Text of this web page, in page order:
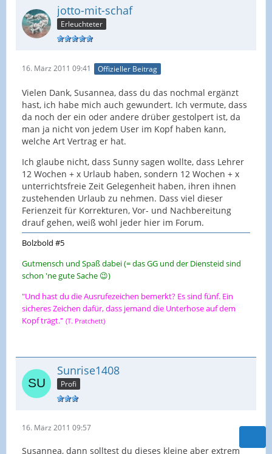
jotto-mit-schaf
Erleuchteter
16. März 2011 09:41 Offizieller Beitrag
Vielen Dank, Susannea, dass du das nochmal ergänzt
hast, ich habe mich auch gewundert. Ich vermute, dass
da noch der ein oder andere drüber gestolpert ist, da
man ja nicht von jedem User im Kopf haben kann,
welche Art Vertrag er hat.
Ich glaube nicht, dass Sunny sagen wollte, dass Lehrer
12 Wochen + x Urlaub haben, sondern 12 Wochen + x
unterrichtsfreie Zeit Gelegenheit haben, ihren ihnen
zustehenden Urlaub zu nehmen. Dass viel dieser
Ferienzeit für Korrekturen, Vor- und Nachbereitung
drauf gehen, weiß wohl jeder hier im Forum.
Bolzbold #5
Gutmensch und Spaß dabei (= das GG und der Diensteid sind
schon 'ne gute Sache 😉)
"Und hast du die Ausrufezeichen bemerkt? Es sind fünf. Ein
sicheres Zeichen dafür, dass jemand die Unterhose auf dem
Kopf trägt." (T. Pratchett)
Sunrise1408
Profi
16. März 2011 09:57
Susannea, dann solltest du dieses kleine aber extrem